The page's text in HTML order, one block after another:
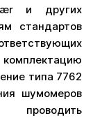
и других
стандартов
типа 7762
шумомеров